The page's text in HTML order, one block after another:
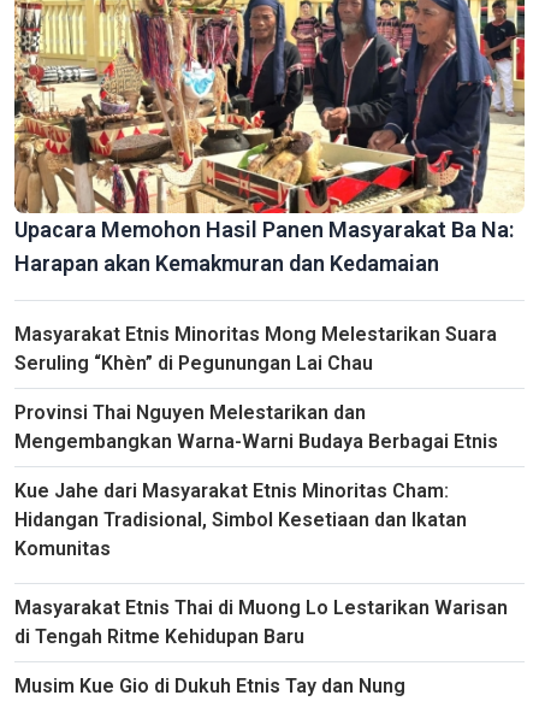
Menaklukkan Keindahan Misterius Gua Hua Ma, Provinsi Thai
Nguyen
Pers Merupakan Senjata Tajam dalam Pekerjaan Ideologi dan
Penggerakan Massa Rakyat
Upacara Memohon Hasil Panen Masyarakat Ba Na:
Harapan akan Kemakmuran dan Kedamaian
Masyarakat Etnis Minoritas Mong Melestarikan Suara
Seruling “Khèn” di Pegunungan Lai Chau
Provinsi Thai Nguyen Melestarikan dan
Mengembangkan Warna-Warni Budaya Berbagai Etnis
Kue Jahe dari Masyarakat Etnis Minoritas Cham:
Hidangan Tradisional, Simbol Kesetiaan dan Ikatan
Komunitas
Masyarakat Etnis Thai di Muong Lo Lestarikan Warisan
di Tengah Ritme Kehidupan Baru
Musim Kue Gio di Dukuh Etnis Tay dan Nung